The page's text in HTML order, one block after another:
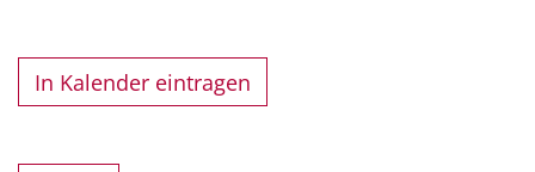
In Kalender eintragen